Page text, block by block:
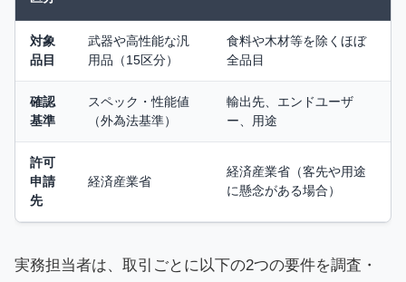
対象
品目
武器や高性能な汎
用品（15区分）
食料や木材等を除くほぼ
全品目
確認
基準
スペック・性能値
（外為法基準）
輸出先、エンドユーザ
ー、用途
許可
申請
先
経済産業省
経済産業省（客先や用途
に懸念がある場合）
実務担当者は、取引ごとに以下の2つの要件を調査・